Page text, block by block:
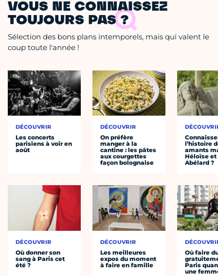
VOUS NE CONNAISSEZ
TOUJOURS PAS ?
Sélection des bons plans intemporels, mais qui valent le
coup toute l'année !
DÉCOUVRIR
Les concerts
parisiens à voir en
août
DÉCOUVRIR
Où donner son
sang à Paris cet
été ?
DÉCOUVRIR
On préfère
manger à la
cantine : les pâtes
aux courgettes
façon bolognaise
DÉCOUVRIR
Les meilleures
expos du moment
à faire en famille
l’histoire
amants
Héloïse et
Abélard ?
Où faire
Paris
une